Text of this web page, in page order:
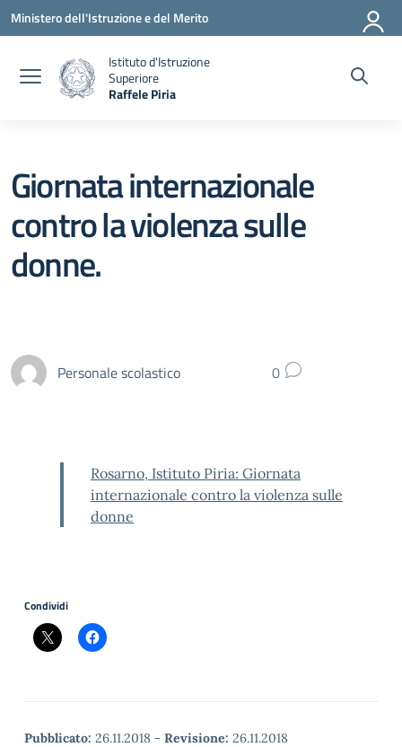
Vai ai contenuti
Vai al menu di navigazione
Vai al footer
Ministero dell'Istruzione e del Merito
Istituto d'Istruzione
Superiore
Raffele Piria
Giornata internazionale
contro la violenza sulle
donne.
Personale scolastico 0
Rosarno, Istituto Piria: Giornata
internazionale contro la violenza sulle
donne
Condividi
Pubblicato: 26.11.2018 - Revisione: 26.11.2018